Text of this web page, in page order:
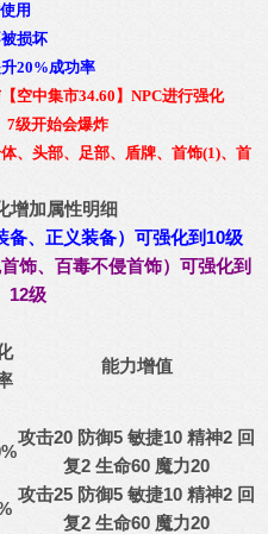
用
损坏
20%成功率
空中集市34.60】NPC进行强化
7级开始会爆炸
、头部、足部、盾牌、首饰(1)、首
增加属性明细
备、正义装备）可强化到10级
饰、百毒不侵首饰） 可强化到
12级
能力增值
攻击20 防御5 敏捷10 精神2 回
复2 生命60 魔力20
攻击25 防御5 敏捷10 精神2 回
复2 生命60 魔力20